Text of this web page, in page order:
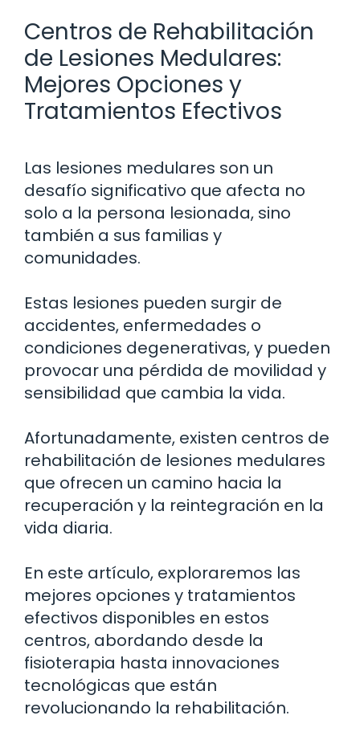
Centros de Rehabilitación
de Lesiones Medulares:
Mejores Opciones y
Tratamientos Efectivos
Las lesiones medulares son un
desafío significativo que afecta no
solo a la persona lesionada, sino
también a sus familias y
comunidades.
Estas lesiones pueden surgir de
accidentes, enfermedades o
condiciones degenerativas, y pueden
provocar una pérdida de movilidad y
sensibilidad que cambia la vida.
Afortunadamente, existen centros de
rehabilitación de lesiones medulares
que ofrecen un camino hacia la
recuperación y la reintegración en la
vida diaria.
En este artículo, exploraremos las
mejores opciones y tratamientos
efectivos disponibles en estos
centros, abordando desde la
fisioterapia hasta innovaciones
tecnológicas que están
revolucionando la rehabilitación.